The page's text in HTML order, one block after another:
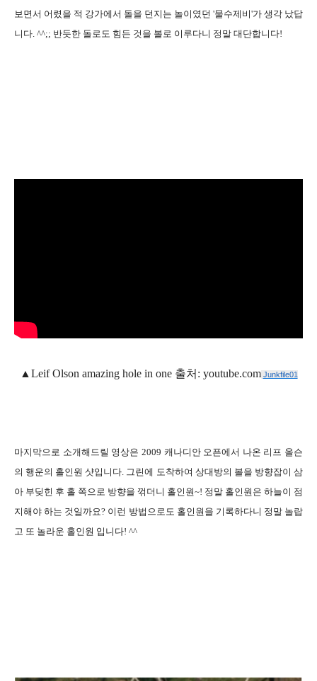
보면서 어렸을 적 강가에서 돌을 던지는 놀이였던 '물수제비'가 생각 났답
니다 . ^^;; 반듯한 돌로도 힘든 것을 볼로 이루다니 정말 대단합니다!
▲ Leif Olson amazing hole in one 출처 : youtube.com Junkfile01
마지막으로 소개해드릴 영상은 2009 캐나디안 오픈에서 나온 리프 올슨
의 행운의 홀인원 샷입니다 그린에 도착하여 상대방의 볼을 방향잡이 삼
아 부딪힌 후 홀 쪽으로 방향을 꺾더니 홀인원~! 정말 홀인원은 하늘이 점
지해야 하는 것일까요? 이런 방법으로도 홀인원을 기록하다니 정말 놀랍
고 또 놀라운 홀인원 입니다! ^^